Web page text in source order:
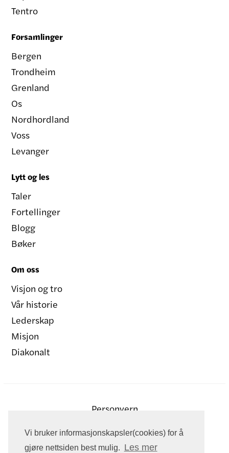
Vi bruker informasjonskapsler(cookies) for å
gjøre nettsiden best mulig. Les mer
Tentro
Forsamlinger
Bergen
Trondheim
Grenland
Os
Nordhordland
Voss
Levanger
Lytt og les
Taler
Fortellinger
Blogg
Bøker
Om oss
Visjon og tro
Vår historie
Lederskap
Misjon
Diakonalt
Personvern